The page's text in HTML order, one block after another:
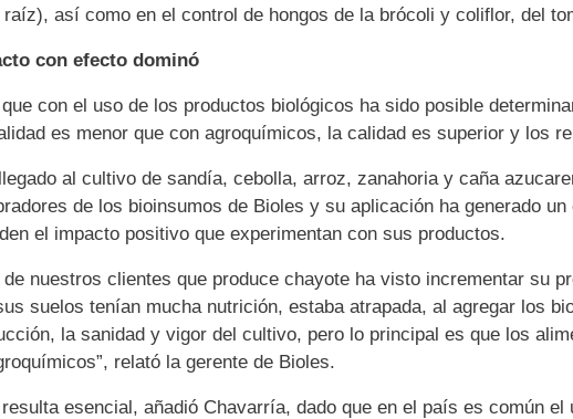
raíz), así como en el control de hongos de la brócoli y coliflor, del
con efecto dominó
con el uso de los productos biológicos ha sido posible
es menor que con agroquímicos, la calidad es superior y los
al cultivo de sandía, cebolla, arroz, zanahoria y caña
de los bioinsumos de Bioles y su aplicación ha generado
el impacto positivo que experimentan con sus productos.
de nuestros clientes que produce chayote ha visto incrementar su
suelos tenían mucha nutrición, estaba atrapada, al agregar los
la sanidad y vigor del cultivo, pero lo principal es que los
relató la gerente de Bioles.
esencial, añadió Chavarría, dado que en el país es común